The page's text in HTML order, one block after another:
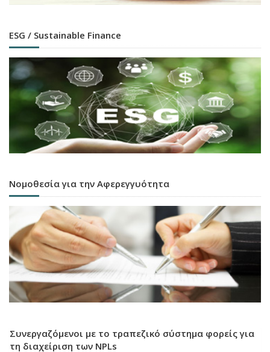
ESG / Sustainable Finance
Νομοθεσία για την Αφερεγγυότητα
Συνεργαζόμενοι με το τραπεζικό σύστημα φορείς για
τη διαχείριση των NPLs